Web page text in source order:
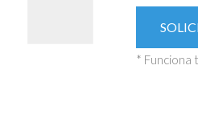
* Funciona